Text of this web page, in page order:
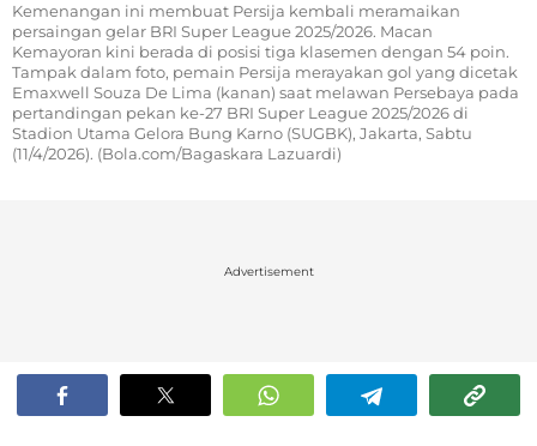
Kemenangan ini membuat Persija kembali meramaikan
persaingan gelar BRI Super League 2025/2026. Macan
Kemayoran kini berada di posisi tiga klasemen dengan 54 poin.
Tampak dalam foto, pemain Persija merayakan gol yang dicetak
Emaxwell Souza De Lima (kanan) saat melawan Persebaya pada
pertandingan pekan ke-27 BRI Super League 2025/2026 di
Stadion Utama Gelora Bung Karno (SUGBK), Jakarta, Sabtu
(11/4/2026). (Bola.com/Bagaskara Lazuardi)
Advertisement